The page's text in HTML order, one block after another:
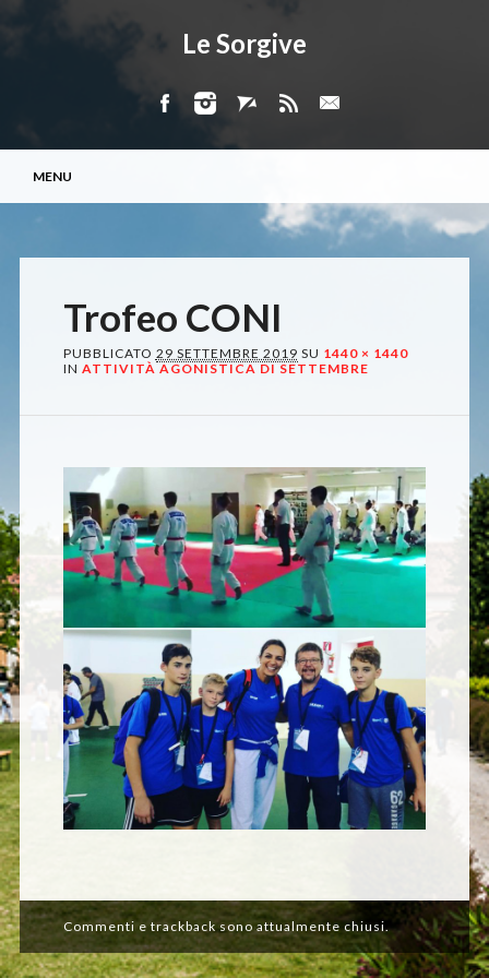
Le Sorgive
Menu principale
MENU
Trofeo CONI
PUBBLICATO 29 SETTEMBRE 2019 SU 1440 × 1440
IN ATTIVITÀ AGONISTICA DI SETTEMBRE
Commenti e trackback sono attualmente chiusi.